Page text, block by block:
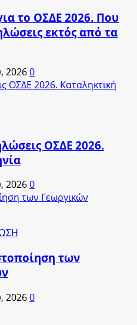
το ΟΣΔΕ 2026. Που
εκτός από τα
20260
ΟΣΔΕ 2026. Καταληκτική
ΟΣΔΕ 2026.
20260
των Γεωργικών
των
20260